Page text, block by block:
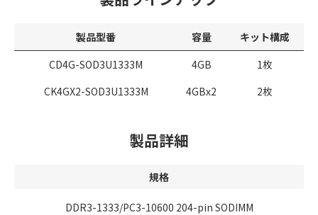
製品型番 容量
キット構成
CD4G-SOD3U1333M
4GB
1枚
CK4GX2-SOD3U1333M
4GBx2 2枚
製品詳細
規格
DDR3-1333/PC3-10600 204-pin SODIMM